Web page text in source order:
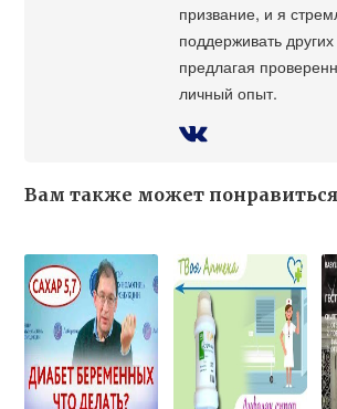
призвание, и я
поддерживать
предлагая
личный опыт.
Вам также может